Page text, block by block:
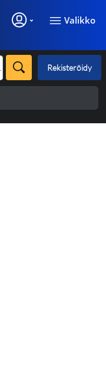
Valikko
Rekisteröidy